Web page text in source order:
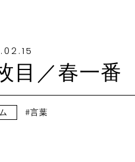
目／春一番
言葉